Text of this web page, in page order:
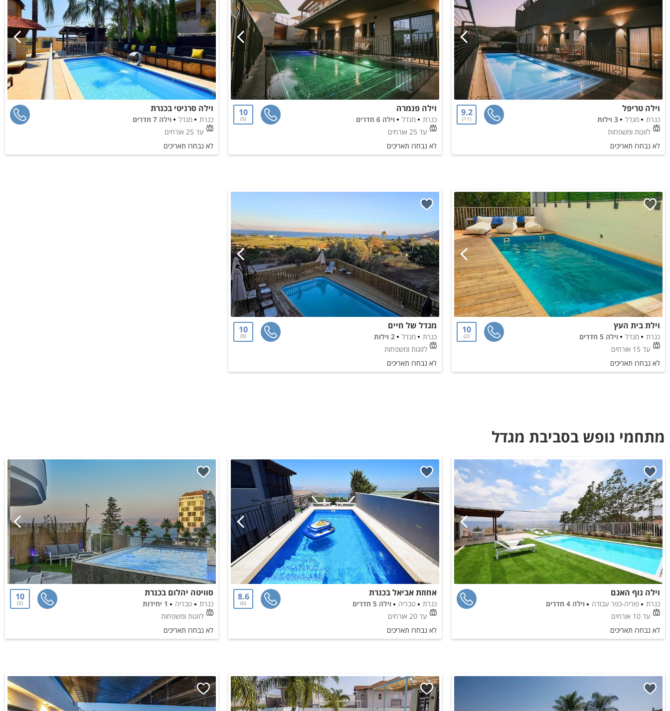
וילה טריפל
כנרת מגדל
3 וילות
לזוגות ומשפחות
9.2
11
לא נבחרו תאריכים
וילה פנמרה
כנרת מגדל
וילה 6 חדרים
עד 25 אורחים
10
5
לא נבחרו תאריכים
וילה סרניטי בכנרת
כנרת מגדל
וילה 7 חדרים
עד 25 אורחים
לא נבחרו תאריכים
וילת בית העץ
כנרת מגדל
וילה 5 חדרים
עד 15 אורחים
10
2
לא נבחרו תאריכים
מגדל של חיים
כנרת מגדל
2 וילות
לזוגות ומשפחות
10
9
לא נבחרו תאריכים
מתחמי נופש בסביבת מגדל
וילה נוף האגם
כנרת פוריה-כפר עבודה
וילה 4 חדרים
עד 10 אורחים
לא נבחרו תאריכים
אחוזת אביאל בכנרת
כנרת טבריה
וילה 5 חדרים
עד 20 אורחים
8.6
6
לא נבחרו תאריכים
סוויטה יהלום בכנרת
כנרת טבריה
1 יחידות
לזוגות ומשפחות
10
5
לא נבחרו תאריכים